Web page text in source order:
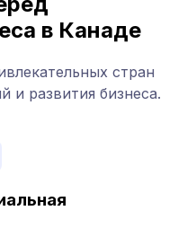
в Канаде
стран
и развития бизнеса.